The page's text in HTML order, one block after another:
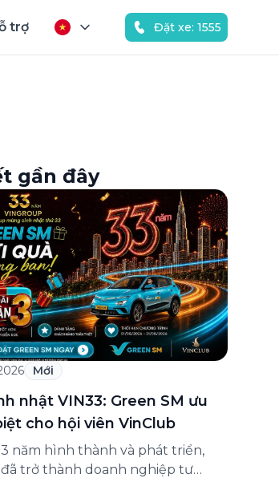
trợ Đặt xe: 1555
gần đây
Mới
nhật VIN33: Green SM ưu
cho hội viên VinClub
năm hình thành và phát triển,
trở thành doanh nghiệp tư